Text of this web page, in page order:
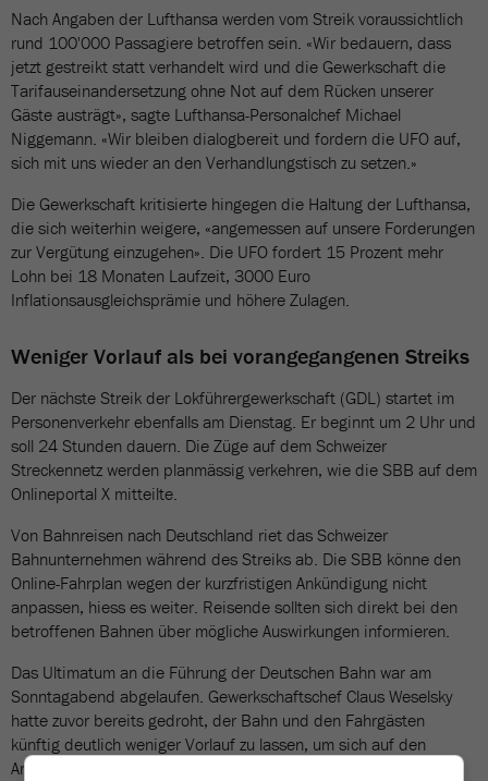
Nach Angaben der Lufthansa werden vom Streik voraussichtlich
rund 100'000 Passagiere betroffen sein. «Wir bedauern, dass
jetzt gestreikt statt verhandelt wird und die Gewerkschaft die
Tarifauseinandersetzung ohne Not auf dem Rücken unserer
Gäste austrägt», sagte Lufthansa-Personalchef Michael
Niggemann. «Wir bleiben dialogbereit und fordern die UFO auf,
sich mit uns wieder an den Verhandlungstisch zu setzen.»
Die Gewerkschaft kritisierte hingegen die Haltung der Lufthansa,
die sich weiterhin weigere, «angemessen auf unsere Forderungen
zur Vergütung einzugehen». Die UFO fordert 15 Prozent mehr
Lohn bei 18 Monaten Laufzeit, 3000 Euro
Inflationsausgleichsprämie und höhere Zulagen.
Weniger Vorlauf als bei vorangegangenen Streiks
Der nächste Streik der Lokführergewerkschaft (GDL) startet im
Personenverkehr ebenfalls am Dienstag. Er beginnt um 2 Uhr und
soll 24 Stunden dauern. Die Züge auf dem Schweizer
Streckennetz werden planmässig verkehren, wie die SBB auf dem
Onlineportal X mitteilte.
Von Bahnreisen nach Deutschland riet das Schweizer
Bahnunternehmen während des Streiks ab. Die SBB könne den
Online-Fahrplan wegen der kurzfristigen Ankündigung nicht
anpassen, hiess es weiter. Reisende sollten sich direkt bei den
betroffenen Bahnen über mögliche Auswirkungen informieren.
Das Ultimatum an die Führung der Deutschen Bahn war am
Sonntagabend abgelaufen. Gewerkschaftschef Claus Weselsky
hatte zuvor bereits gedroht, der Bahn und den Fahrgästen
künftig deutlich weniger Vorlauf zu lassen, um sich auf den
Arbeitskampf einzustellen.